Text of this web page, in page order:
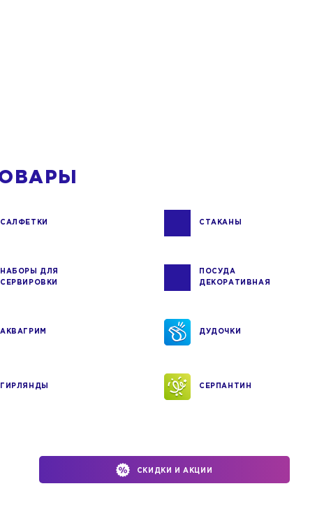
САЛФЕТКИ СТАКАНЫ
НАБОРЫ ДЛЯ
СЕРВИРОВКИ
ПОСУДА
ДЕКОРАТИВНАЯ
АКВАГРИМ ДУДОЧКИ
ГИРЛЯНДЫ СЕРПАНТИН
СКИДКИ И АКЦИИ